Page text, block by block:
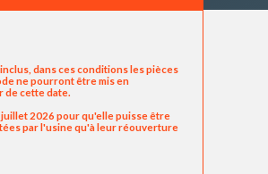
dans ces conditions les pièces
ne pourront être mis en
de cette date.
juillet 2026 pour qu'elle puisse être
par l'usine qu'à leur réouverture